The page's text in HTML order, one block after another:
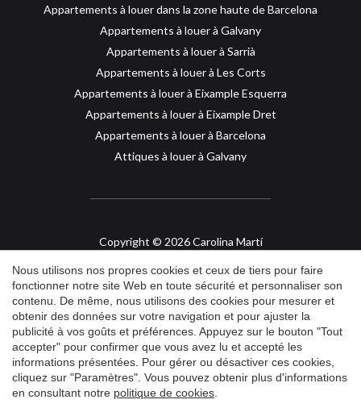
Appartements à louer dans la zone haute de Barcelona
Appartements à louer à Galvany
Appartements à louer à Sarrià
Appartements à louer à Les Corts
Appartements à louer à Eixample Esquerra
Appartements à louer à Eixample Dret
Appartements à louer à Barcelona
Attiques à louer à Galvany
Copyright © 2026 Carolina Martí
API col. 2421
Avis légal
Politique de Confidentialité
Politique de Cookies
Nous utilisons nos propres cookies et ceux de tiers pour faire
fonctionner notre site Web en toute sécurité et personnaliser son
contenu. De même, nous utilisons des cookies pour mesurer et
obtenir des données sur votre navigation et pour ajuster la
publicité à vos goûts et préférences. Appuyez sur le bouton "Tout
accepter" pour confirmer que vous avez lu et accepté les
informations présentées. Pour gérer ou désactiver ces cookies,
cliquez sur "Paramètres". Vous pouvez obtenir plus d'informations
en consultant notre politique de cookies
Enregistrer les paramètres Tout accepter